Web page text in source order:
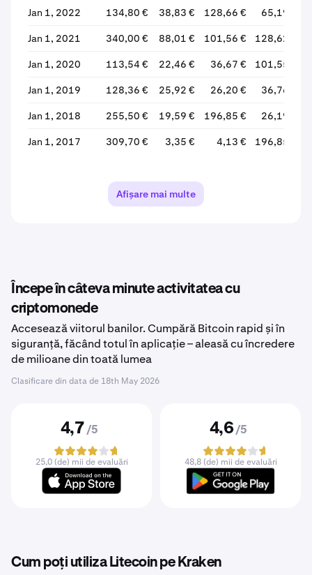
Jan 1, 2022 134,80 € 38,83 € 128,66 € 65,19 €
Jan 1, 2021 340,00 € 88,01 € 101,56 € 128,62 €
Jan 1, 2020 113,54 € 22,46 € 36,67 € 101,55 €
Jan 1, 2019 128,36 € 25,92 € 26,20 € 36,76 €
Jan 1, 2018 255,50 € 19,59 € 196,85 € 26,19 €
Jan 1, 2017 309,70 € 3,35 € 4,13 € 196,85 €
7,99 € 1,00 €
Afișare mai multe
Începe în câteva minute activitatea cu
criptomonede
Accesează viitorul banilor. Cumpără Bitcoin rapid și în
siguranță, făcând totul în aplicație – aleasă cu încredere
de milioane din toată lumea
Clasificare din data de 18th May 2026
4,7 /5
25,0 (de) mii de evaluări
4,6 /5
48,8 (de) mii de evaluări
Cum poți utiliza Litecoin pe Kraken